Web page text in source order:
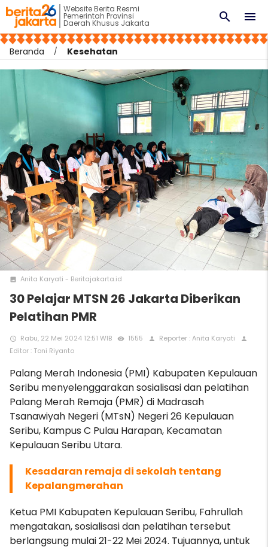
Website Berita Resmi
Pemerintah Provinsi
Daerah Khusus Jakarta menu
search
Beranda Kesehatan
photo Anita Karyati - Beritajakarta.id
30 Pelajar MTSN 26 Jakarta Diberikan
Pelatihan PMR
access_time Rabu, 22 Mei 2024 12:51 WIB remove_red_eye 1555 person Reporter : Anita Karyati person
Editor : Toni Riyanto
Palang Merah Indonesia (PMI) Kabupaten Kepulauan
Seribu menyelenggarakan sosialisasi dan pelatihan
Palang Merah Remaja (PMR) di Madrasah
Tsanawiyah Negeri (MTsN) Negeri 26 Kepulauan
Seribu, Kampus C Pulau Harapan, Kecamatan
Kepulauan Seribu Utara.
Kesadaran remaja di sekolah tentang
Kepalangmerahan
Ketua PMI Kabupaten Kepulauan Seribu, Fahrullah
mengatakan, sosialisasi dan pelatihan tersebut
berlangsung mulai 21-22 Mei 2024. Tujuannya, untuk